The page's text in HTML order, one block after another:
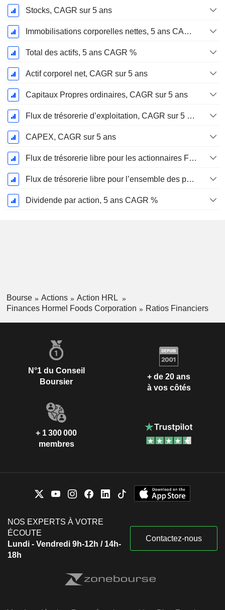
Stocks, CAGR sur 5 ans
Immobilisations corporelles nettes, 5 ans CAGR %
Total des actifs, 5 ans CAGR %
Actif corporel net, CAGR sur 5 ans
Capitaux Propres ordinaires, CAGR sur 5 ans
Flux de trésorerie d’exploitation, CAGR sur 5 ans
CAPEX, CAGR sur 5 ans
Flux de trésorerie libre pour les actionnaires FCFE, CAGR sur 5 ans
Flux de trésorerie libre pour l’ensemble des pourvoyeurs de fonds (créanciers et actionnaires) FCFF, CAGR sur 5 ans
Dividende par action, 5 ans CAGR %
Bourse Actions
Action HRL
Finances Hormel Foods Corporation
Ratios Financiers
N°1 du Conseil
Boursier
+ de 20 ans
à vos côtés
+ 1 300 000
membres
NOS EXPERTS À VOTRE
ÉCOUTE
Lundi - Vendredi 9h-12h / 14h-
18h
Contactez-nous